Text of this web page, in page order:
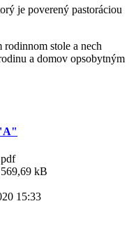
je poverený pastoráciou
stole a nech
a domov opsobytným
kB
15:33